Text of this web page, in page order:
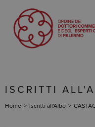
ISCRITTI
Home > Iscritti all'Albo >